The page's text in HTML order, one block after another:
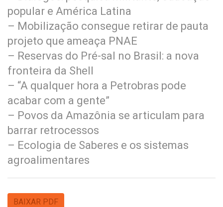
popular e América Latina
– Mobilização consegue retirar de pauta
projeto que ameaça PNAE
– Reservas do Pré-sal no Brasil: a nova
fronteira da Shell
– “A qualquer hora a Petrobras pode
acabar com a gente”
– Povos da Amazônia se articulam para
barrar retrocessos
– Ecologia de Saberes e os sistemas
agroalimentares
BAIXAR PDF